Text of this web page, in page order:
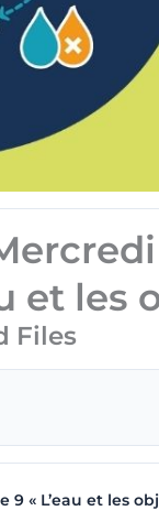
et les
Files